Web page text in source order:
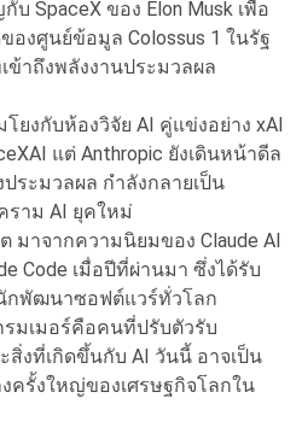
SpaceX ของ Elon Musk เพื่อ
งศูนย์ข้อมูล Colossus 1 ในรัฐ
ข้าถึงพลังงานประมวลผล
ยงกับห้องวิจัย AI คู่แข่งอย่าง xAI
แต่ Anthropic ยังเดินหน้าดีล
ระมวลผล กำลังกลายเป็น
าม AI ยุคใหม่
มาจากความนิยมของ Claude AI
Code เมื่อปีที่ผ่านมา ซึ่งได้รับ
กพัฒนาซอฟต์แวร์ทั่วโลก
รมเมอร์คือคนที่ปรับตัวรับ
สิ่งที่เกิดขึ้นกับ AI วันนี้ อาจเป็น
ครั้งใหญ่ของเศรษฐกิจโลกใน